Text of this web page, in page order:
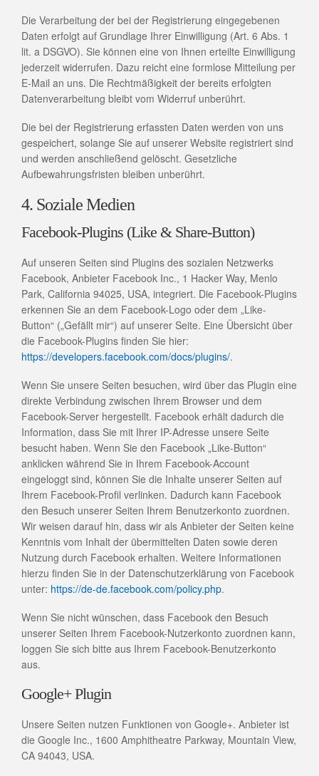
Die Verarbeitung der bei der Registrierung eingegebenen
Daten erfolgt auf Grundlage Ihrer Einwilligung (Art. 6 Abs. 1
lit. a DSGVO). Sie können eine von Ihnen erteilte Einwilligung
jederzeit widerrufen. Dazu reicht eine formlose Mitteilung per
E-Mail an uns. Die Rechtmäßigkeit der bereits erfolgten
Datenverarbeitung bleibt vom Widerruf unberührt.
Die bei der Registrierung erfassten Daten werden von uns
gespeichert, solange Sie auf unserer Website registriert sind
und werden anschließend gelöscht. Gesetzliche
Aufbewahrungsfristen bleiben unberührt.
4. Soziale Medien
Facebook-Plugins (Like & Share-Button)
Auf unseren Seiten sind Plugins des sozialen Netzwerks
Facebook, Anbieter Facebook Inc., 1 Hacker Way, Menlo
Park, California 94025, USA, integriert. Die Facebook-Plugins
erkennen Sie an dem Facebook-Logo oder dem „Like-
Button“ („Gefällt mir“) auf unserer Seite. Eine Übersicht über
die Facebook-Plugins finden Sie hier:
https://developers.facebook.com/docs/plugins/.
Wenn Sie unsere Seiten besuchen, wird über das Plugin eine
direkte Verbindung zwischen Ihrem Browser und dem
Facebook-Server hergestellt. Facebook erhält dadurch die
Information, dass Sie mit Ihrer IP-Adresse unsere Seite
besucht haben. Wenn Sie den Facebook „Like-Button“
anklicken während Sie in Ihrem Facebook-Account
eingeloggt sind, können Sie die Inhalte unserer Seiten auf
Ihrem Facebook-Profil verlinken. Dadurch kann Facebook
den Besuch unserer Seiten Ihrem Benutzerkonto zuordnen.
Wir weisen darauf hin, dass wir als Anbieter der Seiten keine
Kenntnis vom Inhalt der übermittelten Daten sowie deren
Nutzung durch Facebook erhalten. Weitere Informationen
hierzu finden Sie in der Datenschutzerklärung von Facebook
unter: https://de-de.facebook.com/policy.php.
Wenn Sie nicht wünschen, dass Facebook den Besuch
unserer Seiten Ihrem Facebook-Nutzerkonto zuordnen kann,
loggen Sie sich bitte aus Ihrem Facebook-Benutzerkonto
aus.
Google+ Plugin
Unsere Seiten nutzen Funktionen von Google+. Anbieter ist
die Google Inc., 1600 Amphitheatre Parkway, Mountain View,
CA 94043, USA.